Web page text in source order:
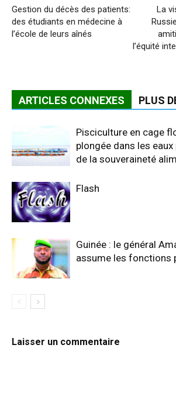
Gestion du décès des patients:
des étudiants en médecine à
l’école de leurs aînés
La
l’équité
ARTICLES CONNEXES PLUS
Pisciculture en cage
plongée dans les
de la souveraineté
Flash
Guinée : le général
assume les fonctions
Laisser un commentaire